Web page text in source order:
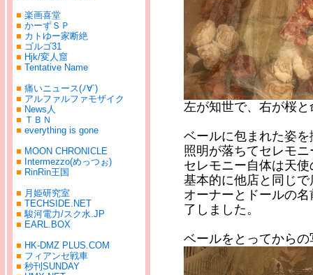
■ 楽画喜堂
■ かーずＳＰ
■ カトゆー家断絶
■ ゴルゴ31
■ Hjk/変人窟
■ Tentative Name
■ 痛いニュース(ﾉ∀`)
■ アルファルファモザイク
■ News人
■ ＴＢＮ
■ everything is gone
■ MOON CHRONICLE
■ Intermezzo(めっつぉ)
■ RinRin王国
■ 月姫研究室
■ TECHSIDE.NET
■駿河電力/スク水.JP
■ EARL.BOX
■ HK-DMZ PLUS.COM
■ フィアンセ戦車
■ 秒刊SUNDAY
左が知世で、右が桜
ベールに包まれた姿
照明が落ちてセレモ
セレモニー自体は天
基本的に他店と同じ
オーナーとドールの
了しました。
ベールをとってからの